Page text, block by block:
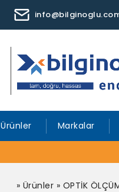
Ürünler Markalar
» Ürünler » OPTİK